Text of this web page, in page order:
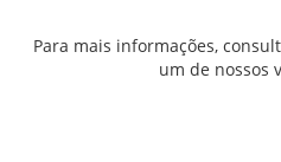
Para mais informações,
um de nossos